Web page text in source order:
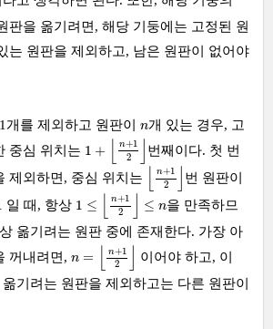
판을 옮기려면, 해당 기둥에는 고정된 원
는 원판을 제외하고, 남은 원판이 없어야
개를 제외하고 원판이 n
n개 있는 경우, 고
중심 위치는 1 + n+1
2
+ 2 ⌋
번째이다. 첫 번
제외하면, 중심 위치는
n+1
2
⌊ 1 2⌋
번 원판이
일 때, 항상 1 ≤ n+1
2
≤ n
+ 2 ⌋ ≤n
을 만족하므
옮기려는 원판 중에 존재한다. 가장 아
꺼내려면, n = n+1
2
+ 2 ⌋
이어야 하고, 이
옮기려는 원판을 제외하고는 다른 원판이